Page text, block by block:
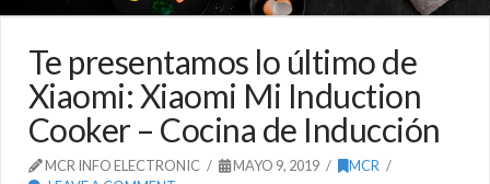
Te presentamos lo último de
Xiaomi: Xiaomi Mi Induction
Cooker – Cocina de Inducción
MCR INFO ELECTRONIC MAYO 9, 2019
MCR